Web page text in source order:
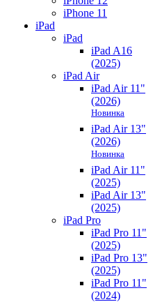
iPhone 11
iPad
iPad
iPad A16
(2025)
iPad Air
iPad Air 11"
(2026)
Новинка
iPad Air 13"
(2026)
Новинка
iPad Air 11"
(2025)
iPad Air 13"
(2025)
iPad Pro
iPad Pro 11"
(2025)
iPad Pro 13"
(2025)
iPad Pro 11"
(2024)